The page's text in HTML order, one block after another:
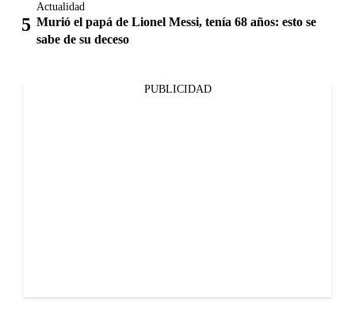
Actualidad
Murió el papá de Lionel Messi, tenía 68 años: esto se
sabe de su deceso
PUBLICIDAD